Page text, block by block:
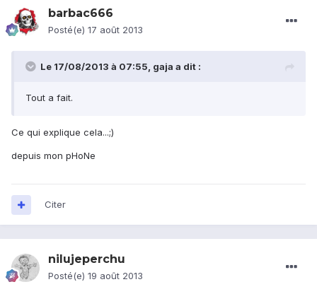
barbac666
Posté(e) 17 août 2013
Le 17/08/2013 à 07:55, gaja a dit :
Tout a fait.
Ce qui explique cela...;)
depuis mon pHoNe
Citer
nilujeperchu
Posté(e) 19 août 2013